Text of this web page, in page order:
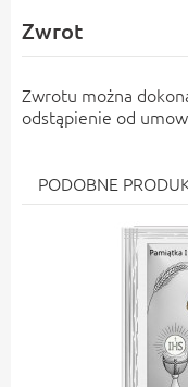
zachowując piękny
Zwrot
Zwrotu można
odstąpienie od
PODOBNE